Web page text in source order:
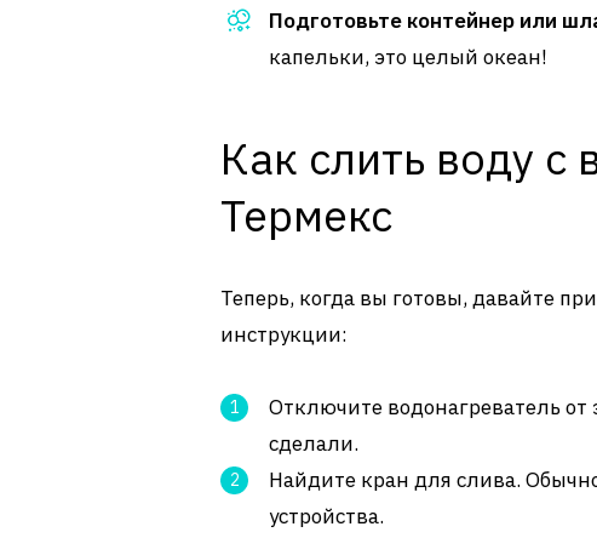
Подготовьте контейнер или
капельки, это целый океан!
Как слить воду с
Термекс
Теперь, когда вы готовы, давайте
инструкции:
Отключите водонагреватель от
сделали.
Найдите кран для слива.
устройства.